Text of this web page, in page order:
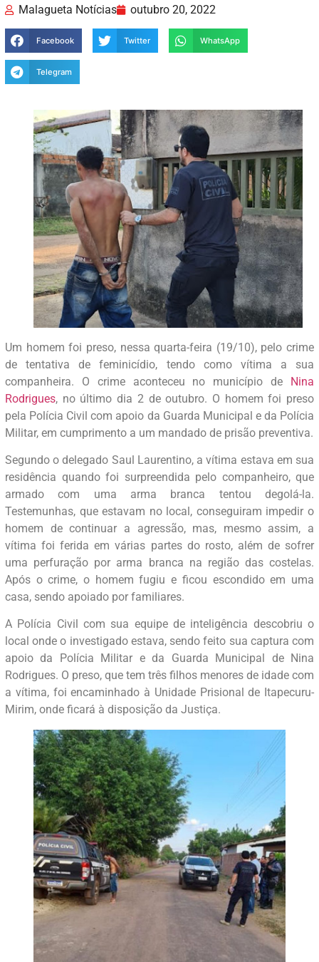
Malagueta Notícias outubro 20, 2022
Facebook Twitter WhatsApp
Telegram
Um homem foi preso, nessa quarta-feira (19/10), pelo crime
de tentativa de feminicídio, tendo como vítima a sua
companheira. O crime aconteceu no município de Nina
Rodrigues, no último dia 2 de outubro. O homem foi preso
pela Polícia Civil com apoio da Guarda Municipal e da Polícia
Militar, em cumprimento a um mandado de prisão preventiva.
Segundo o delegado Saul Laurentino, a vítima estava em sua
residência quando foi surpreendida pelo companheiro, que
armado com uma arma branca tentou degolá-la.
Testemunhas, que estavam no local, conseguiram impedir o
homem de continuar a agressão, mas, mesmo assim, a
vítima foi ferida em várias partes do rosto, além de sofrer
uma perfuração por arma branca na região das costelas.
Após o crime, o homem fugiu e ficou escondido em uma
casa, sendo apoiado por familiares.
A Polícia Civil com sua equipe de inteligência descobriu o
local onde o investigado estava, sendo feito sua captura com
apoio da Polícia Militar e da Guarda Municipal de Nina
Rodrigues. O preso, que tem três filhos menores de idade com
a vítima, foi encaminhado à Unidade Prisional de Itapecuru-
Mirim, onde ficará à disposição da Justiça.